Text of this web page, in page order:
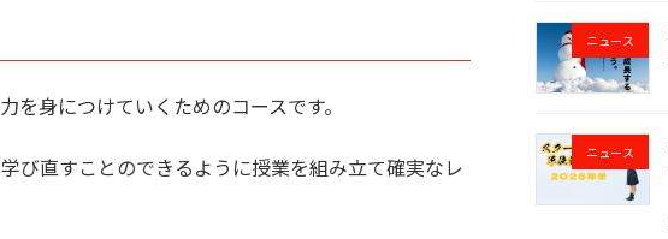
を身につけていくためのコースです。
び直すことのできるように授業を組み立て確実なレ
ニュース
ニュース